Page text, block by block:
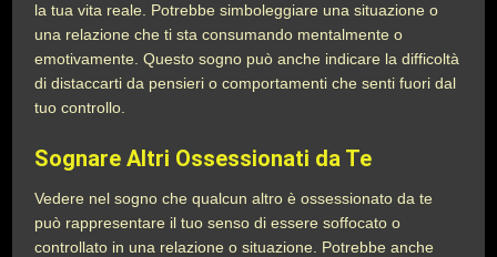
la tua vita reale. Potrebbe simboleggiare una situazione o
una relazione che ti sta consumando mentalmente o
emotivamente. Questo sogno può anche indicare la difficoltà
di distaccarti da pensieri o comportamenti che senti fuori dal
tuo controllo.
Sognare Altri Ossessionati da Te
Vedere nel sogno che qualcun altro è ossessionato da te
può rappresentare il tuo senso di essere soffocato o
controllato in una relazione o situazione. Potrebbe anche